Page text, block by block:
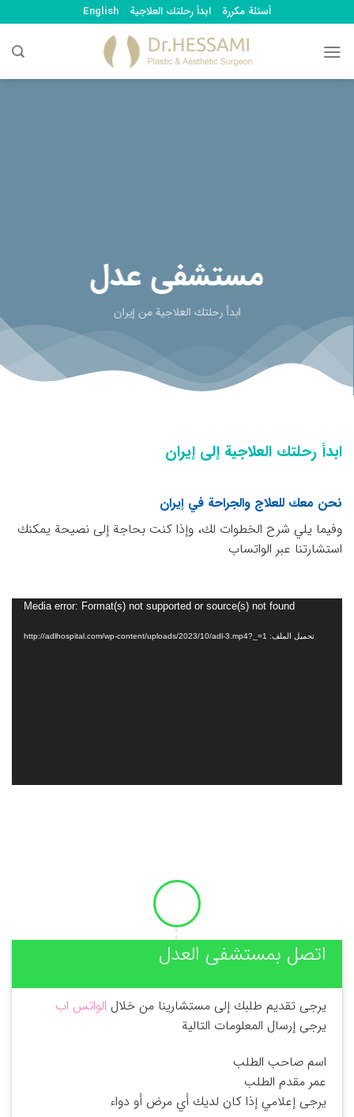
to
content
أسئلة مكررة ابدأ رحلتك العلاجية English
مستشفى عدل
ابدأ رحلتك العلاجية من إيران
ابدأ رحلتك العلاجية إلى إيران
نحن معك للعلاج والجراحة في إيران
وفيما يلي شرح الخطوات لك، وإذا كنت بحاجة إلى نصيحة يمكنك
استشارتنا عبر الواتساب
Media error: Format(s) not supported or source(s) not found
تحميل الملف: http://adlhospital.com/wp-content/uploads/2023/10/adl-3.mp4?_=1
اتصل بمستشفى العدل
يرجى تقديم طلبك إلى مستشارينا من خلال الواتس اب
يرجى إرسال المعلومات التالية
اسم صاحب الطلب
عمر مقدم الطلب
يرجى إعلامي إذا كان لديك أي مرض أو دواء